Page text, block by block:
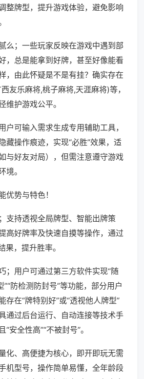
整牌型，提升游戏体验，避免影响
么；一些玩家反映在游戏中遇到部
，总是能拿到好牌，甚至好像能看
，由此怀疑是不是有挂？确实存在
友乐麻将,桃子麻将,天涯麻将)等，
维护游戏公平。
户可输入需求生成专用辅助工具，
藏操作痕迹，实现“必胜”效果，适
与好友对局），但需注意遵守游戏
境。
优势与特色！
支持透视全局牌型、智能出牌策
高好牌率及快速自摸等操作，通过
果，提升胜率。
；用户可通过第三方软件实现“随
”“防检测防封号”等功能，部分用户
存在“牌特别好”或“透视他人牌型”
通过后台运行、自动连接等技术手
安全性高”“不被封号”。
化、高便捷为核心，即开即玩无需
机型号，操作简单易懂，全年龄段